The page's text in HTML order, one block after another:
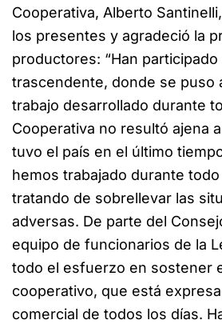
Cooperativa, Alberto
los presentes y agradeció la
productores: “Han
trascendente, donde se puso
trabajo desarrollado durante
Cooperativa no resultó ajena
tuvo el país en el último
hemos trabajado durante
tratando de sobrellevar las
adversas. De parte del
equipo de funcionarios de la
todo el esfuerzo en sostener
cooperativo, que está
comercial de todos los días.